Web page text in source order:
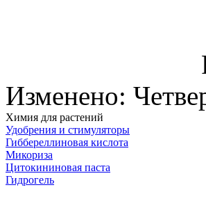
Изменено:
Химия для растений
Удобрения и стимуляторы
Гиббереллиновая кислота
Микориза
Цитокининовая паста
Гидрогель